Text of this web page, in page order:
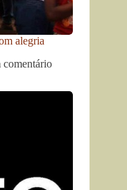
alegria
comentário